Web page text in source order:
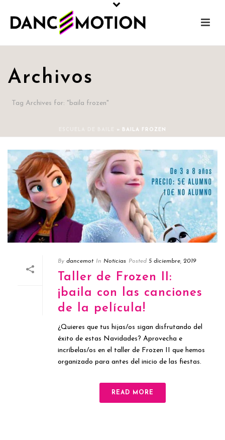
Archivos
Tag Archives for: "baila frozen"
» BAILA FROZEN
By dancemot In Noticias Posted 5 diciembre, 2019
Taller de Frozen II:
¡baila con las canciones
de la película!
¿Quieres que tus hijas/os sigan disfrutando del
éxito de estas Navidades? Aprovecha e
incríbelas/os en el taller de Frozen II que hemos
organizado para antes del inicio de las fiestas.
READ MORE